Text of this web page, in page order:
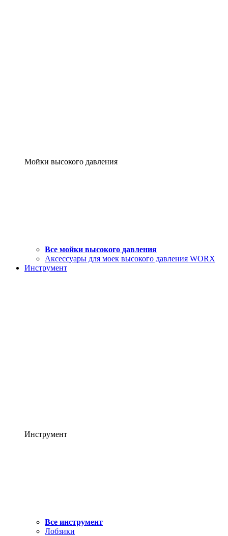
Мойки высокого давления
Все мойки высокого давления
Аксессуары для моек высокого давления WORX
Инструмент
Инструмент
Все инструмент
Лобзики